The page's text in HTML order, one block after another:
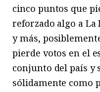
cinco puntos que
reforzado algo a La
y más,
pierde votos en el
conjunto del país y
sólidamente como